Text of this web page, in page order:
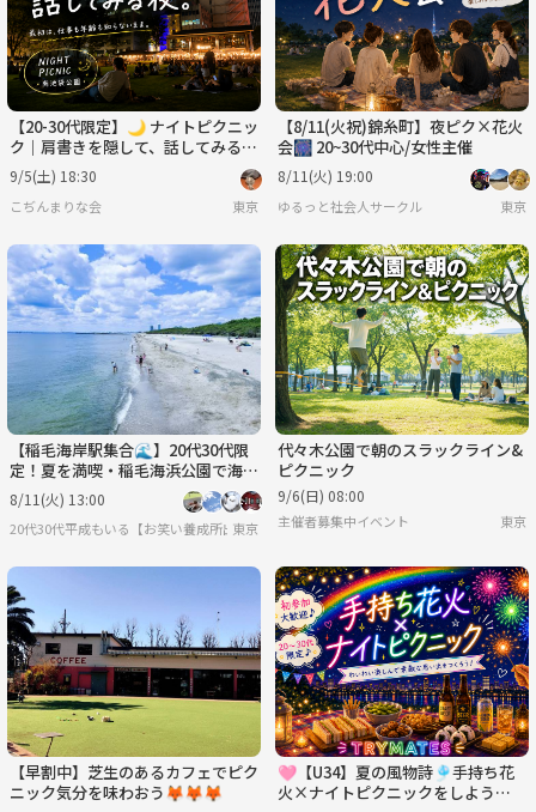
【20-30代限定】🌙 ナイトピクニッ
ク｜肩書きを隠して、話してみる会
🌿
9/5(土) 18:30
こぢんまりな会 東京
【8/11(火祝)錦糸町】夜ピク×花火
会🎆 20~30代中心/女性主催
8/11(火) 19:00
ゆるっと社会人サークル 東京
【稲毛海岸駅集合🌊】20代30代限
定！夏を満喫・稲毛海浜公園で海水
浴ピクニック✨
8/11(火) 13:00
20代30代平成もいる【お笑い養成所出身】参加しやすさ重視&しゃべりたい😊⭐️行き
東京
代々木公園で朝のスラックライン&
ピクニック
9/6(日) 08:00
主催者募集中イベント 東京
【早割中】芝生のあるカフェでピク
ニック気分を味わおう🦊🦊🦊
🩷【U34】夏の風物詩🎐手持ち花
火×ナイトピクニックをしよう🍙